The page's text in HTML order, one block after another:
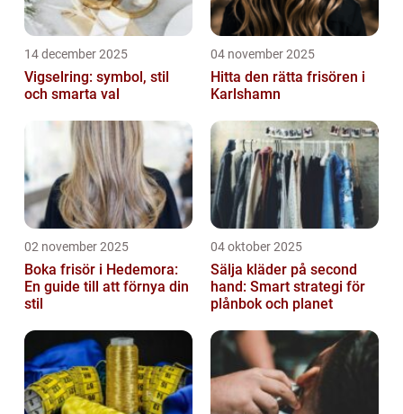
14 december 2025
Vigselring: symbol, stil
och smarta val
04 november 2025
Hitta den rätta frisören i
Karlshamn
02 november 2025
Boka frisör i Hedemora:
En guide till att förnya din
stil
04 oktober 2025
Sälja kläder på second
hand: Smart strategi för
plånbok och planet